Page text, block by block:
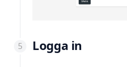
Logga in